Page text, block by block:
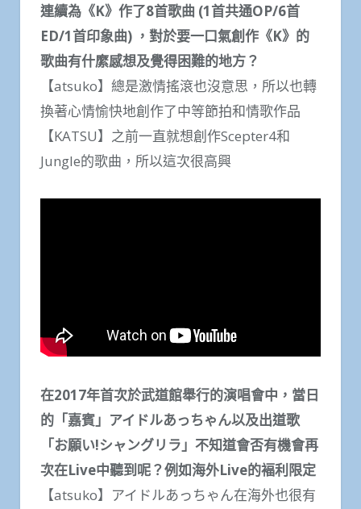
連續為《K》作了8首歌曲 (1首共通OP/6首
ED/1首印象曲) ，對於要一口氣創作《K》的
歌曲有什縻感想及覺得困難的地方？
【atsuko】總是激情搖滾也沒意思，所以也轉
換著心情愉快地創作了中等節拍和情歌作品
【KATSU】之前一直就想創作Scepter4和
Jungle的歌曲，所以這次很高興
在2017年首次於武道館舉行的演唱會中，當日
的「嘉賓」アイドルあっちゃん以及出道歌
「お願い!シャングリラ」不知道會否有機會再
次在Live中聽到呢？例如海外Live的褔利限定
【atsuko】アイドルあっちゃん在海外也很有